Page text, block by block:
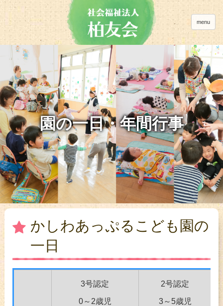
menu
園の一日・年間行事
かしわあっぷるこども園の
一日
3号認定
0～2歳児
2号認定
3～5歳児